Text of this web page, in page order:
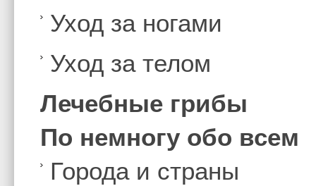
Уход за ногами
Уход за телом
Лечебные грибы
По немногу обо всем
Города и страны